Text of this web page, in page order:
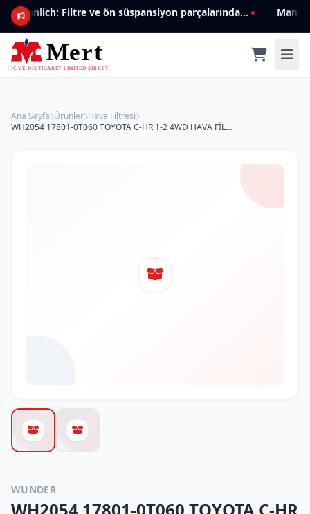
Mannlich: Filtre ve ön süspansiyon parçalarında genişleyen ürün yelpazesiyle kalite ve güven.
Ana Sayfa Ürünler Hava Filtresi
WH2054 17801-0T060 TOYOTA C-HR 1-2 4WD HAVA FİLTRESİ
WUNDER